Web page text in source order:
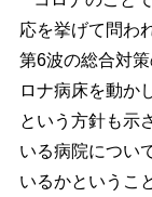
応を挙げて問わ
第6波の総合対
ロナ病床を動か
という方針も示
いる病院につい
いるかというこ